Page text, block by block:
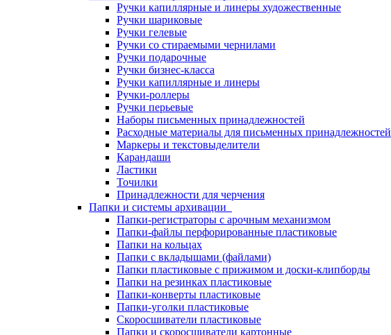
Ручки капиллярные и линеры художественные
Ручки шариковые
Ручки гелевые
Ручки со стираемыми чернилами
Ручки подарочные
Ручки бизнес-класса
Ручки капиллярные и линеры
Ручки-роллеры
Ручки перьевые
Наборы письменных принадлежностей
Расходные материалы для письменных принадлежностей
Маркеры и текстовыделители
Карандаши
Ластики
Точилки
Принадлежности для черчения
Папки и системы архивации
Папки-регистраторы с арочным механизмом
Папки-файлы перфорированные пластиковые
Папки на кольцах
Папки с вкладышами (файлами)
Папки пластиковые с прижимом и доски-клипборды
Папки на резинках пластиковые
Папки-конверты пластиковые
Папки-уголки пластиковые
Скоросшиватели пластиковые
Папки и скоросшиватели картонные